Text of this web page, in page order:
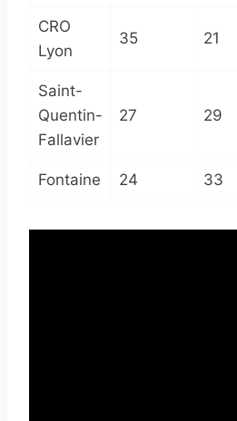
CRO
Lyon
35 21
Saint-
Quentin-
Fallavier
27 29
Fontaine 24 33